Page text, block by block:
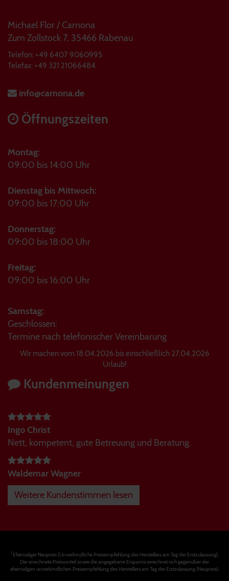
Michael Flor / Carnona
Zum Zollstock 7, 35466 Rabenau
Telefon: +49 6407 9060995
Telefax: +49 321 21066484
info@carnona.de
Öffnungszeiten
Montag:
09:00 bis 14:00 Uhr
Dienstag bis Mittwoch:
09:00 bis 17:00 Uhr
Donnerstag:
09:00 bis 18:00 Uhr
Freitag:
09:00 bis 16:00 Uhr
Samstag:
Geschlossen:
Termine nach telefonischer Vereinbarung
Wir machen vom 18.04.2026 bis einschließlich 27.04.2026
Urlaub!
Kundenmeinungen
Ingo Christ
Nett, kompetent, gute Betreuung und Beratung.
Waldemar Wagner
Weitere Kundenstimmen lesen
1Ehemaliger Neupreis (Unverbindliche Preisempfehlung des Herstellers am Tag der Erstzulassung).
Der errechnete Preisvorteil sowie die angegebene Ersparnis errechnet sich gegenüber der
ehemaligen unverbindlichen Preisempfehlung des Herstellers am Tag der Erstzulassung (Neupreis).